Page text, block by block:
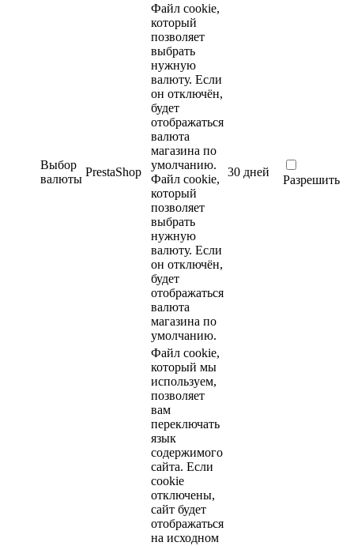
Выбор
валюты
PrestaShop
Файл cookie,
который
позволяет
выбрать
нужную
валюту. Если
он отключён,
будет
отображаться
валюта
магазина по
умолчанию.
Файл cookie,
который
позволяет
выбрать
нужную
валюту. Если
он отключён,
будет
отображаться
валюта
магазина по
умолчанию.
30 дней
Разрешить
Файл cookie,
который мы
используем,
позволяет
вам
переключать
язык
содержимого
сайта. Если
cookie
отключены,
сайт будет
отображаться
на исходном